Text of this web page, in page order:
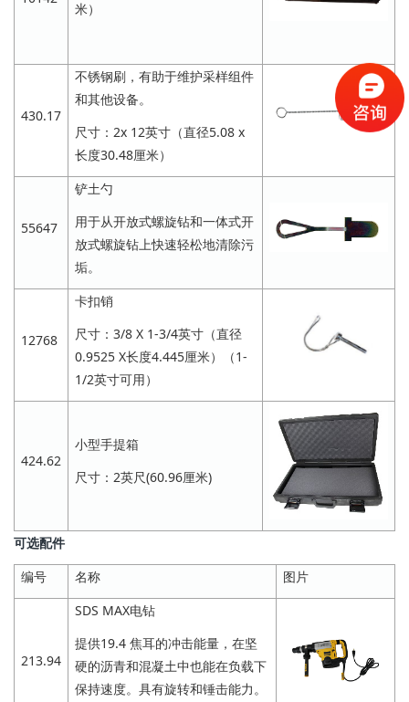
米）
430.17
不锈钢刷，有助于维护采样组件
和其他设备。
尺寸：2x 12英寸（直径5.08 x
长度30.48厘米）
55647
铲土勺
用于从开放式螺旋钻和一体式开
放式螺旋钻上快速轻松地清除污
垢。
12768
卡扣销
尺寸：3/8 X 1-3/4英寸（直径
0.9525 X长度4.445厘米）（1-
1/2英寸可用）
424.62
小型手提箱
尺寸：2英尺(60.96厘米)
可选配件
编号
名称 图片
213.94
SDS MAX电钻
提供19.4 焦耳的冲击能量，在坚
硬的沥青和混凝土中也能在负载下
保持速度。具有旋转和锤击能力。